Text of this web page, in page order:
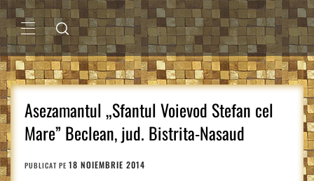
Sari
la
conținutMENIU
PRINCIPAL
Asezamantul „Sfantul Voievod Stefan cel
Mare” Beclean, jud. Bistrita-Nasaud
PUBLICAT PE 18 NOIEMBRIE 2014